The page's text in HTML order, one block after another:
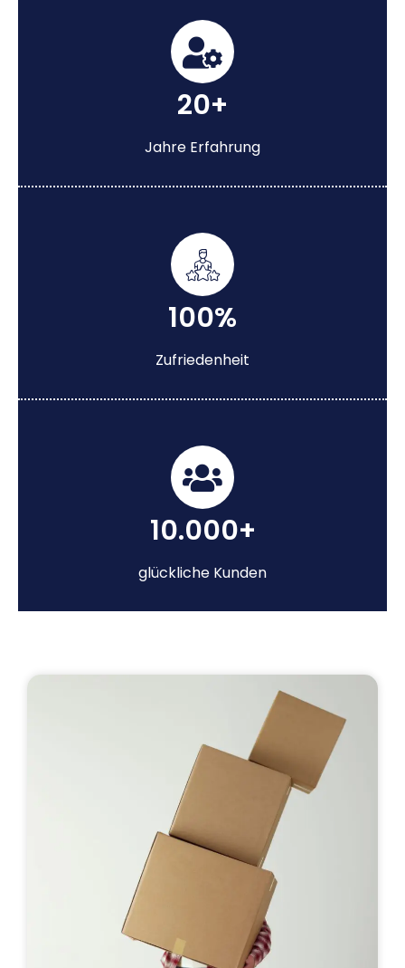
20+
Jahre Erfahrung
100%
Zufriedenheit
10.000+
glückliche Kunden